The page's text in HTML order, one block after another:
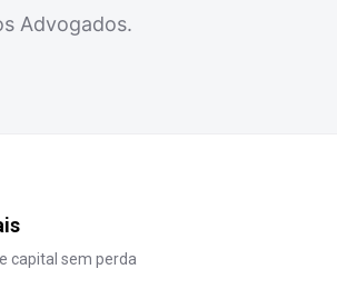
Advogados.
capital sem perda